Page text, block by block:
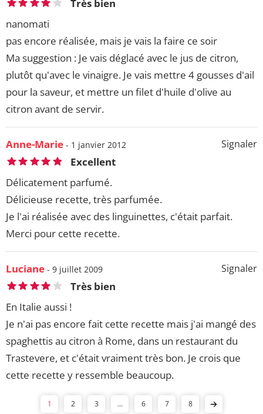
Très bien
nanomati
pas encore réalisée, mais je vais la faire ce soir
Ma suggestion : Je vais déglacé avec le jus de citron,
plutôt qu'avec le vinaigre. Je vais mettre 4 gousses d'ail
pour la saveur, et mettre un filet d'huile d'olive au
citron avant de servir.
Signaler
Anne-Marie - 1 janvier 2012
Excellent
Délicatement parfumé.
Délicieuse recette, très parfumée.
Je l'ai réalisée avec des linguinettes, c'était parfait.
Merci pour cette recette.
Signaler
Luciane - 9 juillet 2009
Très bien
En Italie aussi !
Je n'ai pas encore fait cette recette mais j'ai mangé des
spaghettis au citron à Rome, dans un restaurant du
Trastevere, et c'était vraiment très bon. Je crois que
cette recette y ressemble beaucoup.
1 2 3 ... 6 7 8